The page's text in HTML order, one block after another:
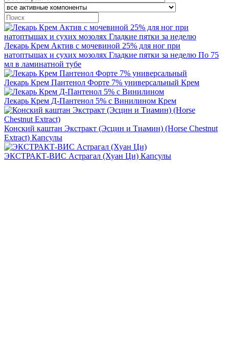
Лекарь Крем Актив с мочевиной 25% для ног при
натоптышах и сухих мозолях Гладкие пятки за неделю По 75
мл в ламинатной тубе
Лекарь Крем Пантенол Форте 7% универсальный Крем
Лекарь Крем Д-Пантенол 5% с Винилином Крем
Конский каштан Экстракт (Эсцин и Тиамин) (Hоrse Сhestnut
Extraсt) Капсулы
ЭКСТРАКТ-ВИС Астрагал (Хуан Ци) Капсулы